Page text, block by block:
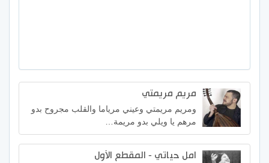
مريم مريمتي
ومريم مريمتي وعيني مرياما والقلب مجروح بدو
مرهم يا ويلي بدو مريمة…
امل حياتي - المقطع الأول